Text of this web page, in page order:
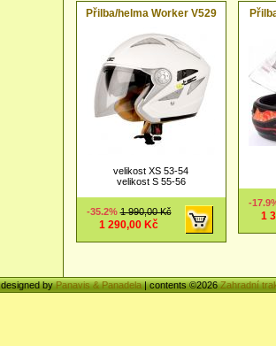
Přilba/helma Worker V529
velikost XS 53-54
velikost S 55-56
-35.2%1 990,00 Kč
1 290,00 Kč
-
1
designed byPanavis & Panadela| contents ©2026Zahradní